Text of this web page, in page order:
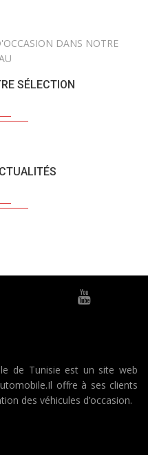
DANS NOTRE
SÉLECTION
de Tunisie est un site web
offre à ses clients
des véhicules d’occasion.